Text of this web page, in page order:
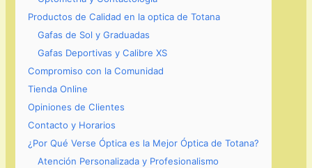
Productos de Calidad en la optica de Totana
Gafas de Sol y Graduadas
Gafas Deportivas y Calibre XS
Compromiso con la Comunidad
Tienda Online
Opiniones de Clientes
Contacto y Horarios
¿Por Qué Verse Óptica es la Mejor Óptica de Totana?
Atención Personalizada y Profesionalismo